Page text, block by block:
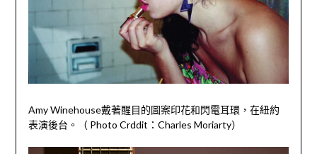
Amy Winehouse戴著醒目的圖案印花和閃電耳環，在紐約
表演後台。（ Photo Crddit：Charles Moriarty）